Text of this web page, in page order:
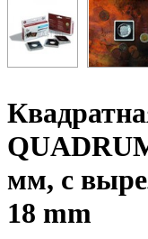
мм, с
18 mm